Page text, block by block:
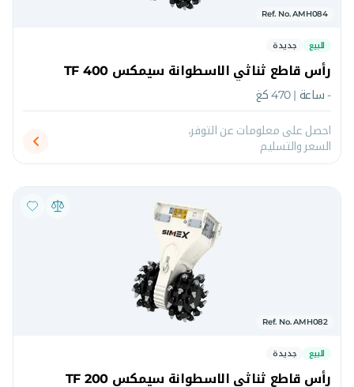
Ref. No. AMH084
للبيع
جديدة
رأس قاطع ثناثي الاسطوانة سيمكس TF 400
- ساعة | 470 كغ
احصل على معلومات عن التوفر،
السعر والتسليم
Ref. No. AMH082
للبيع
جديدة
رأس قاطع ثناثي الاسطوانة سيمكس TF 200